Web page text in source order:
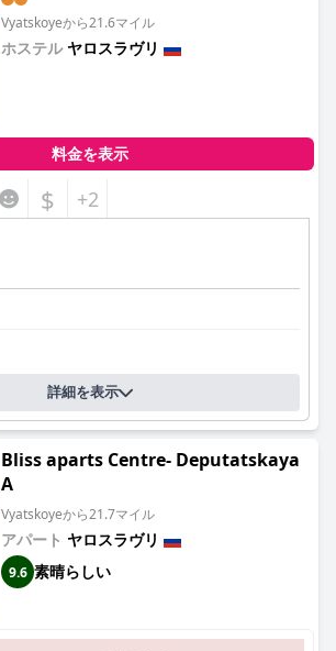
Vyatskoyeから21.6マイル
ホステル ヤロスラヴリ
料金を表示
$ +2
詳細を表示
Bliss aparts Centre- Deputatskaya
A
Vyatskoyeから21.7マイル
アパート ヤロスラヴリ
9.6 素晴らしい